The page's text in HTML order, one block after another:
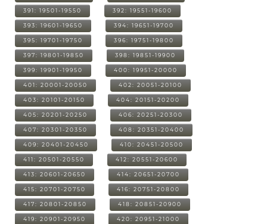
391: 19501-19550 392: 19551-19600
393: 19601-19650 394: 19651-19700
395: 19701-19750 396: 19751-19800
397: 19801-19850 398: 19851-19900
399: 19901-19950 400: 19951-20000
401: 20001-20050 402: 20051-20100
403: 20101-20150 404: 20151-20200
405: 20201-20250 406: 20251-20300
407: 20301-20350 408: 20351-20400
409: 20401-20450 410: 20451-20500
411: 20501-20550 412: 20551-20600
413: 20601-20650 414: 20651-20700
415: 20701-20750 416: 20751-20800
417: 20801-20850 418: 20851-20900
419: 20901-20950 420: 20951-21000